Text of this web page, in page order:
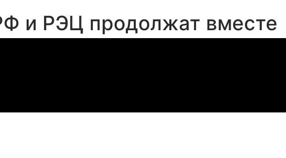
и РЭЦ продолжат вместе